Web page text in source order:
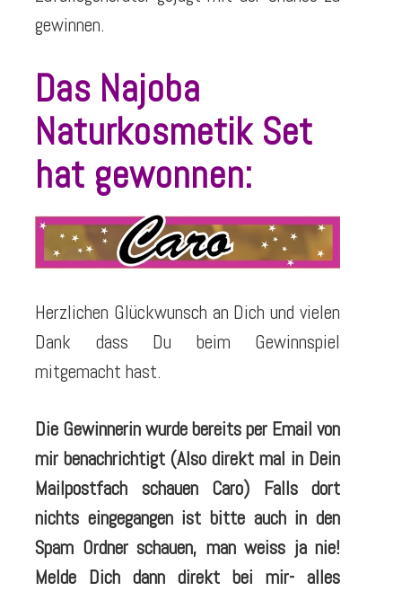
gewinnen.
Das Najoba
Naturkosmetik Set
hat gewonnen:
Herzlichen Glückwunsch an Dich und vielen
Dank dass Du beim Gewinnspiel
mitgemacht hast.
Die Gewinnerin wurde bereits per Email von
mir benachrichtigt (Also direkt mal in Dein
Mailpostfach schauen Caro) Falls dort
nichts eingegangen ist bitte auch in den
Spam Ordner schauen, man weiss ja nie!
Melde Dich dann direkt bei mir- alles